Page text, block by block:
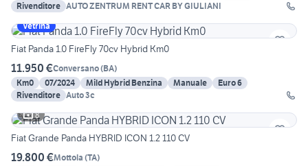
Rivenditore AUTO ZENTRUM RENT CAR BY GIULIANI
Vetrina
Fiat Panda 1.0 FireFly 70cv Hybrid Km0
11.950 €Conversano(BA)
Km0
07/2024 Mild Hybrid Benzina Manuale
Euro 6
Rivenditore Auto 3c
8
Fiat Grande Panda HYBRID ICON 1.2 110 CV
19.800 €Mottola (TA)